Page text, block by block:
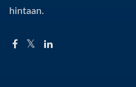
hintaan.